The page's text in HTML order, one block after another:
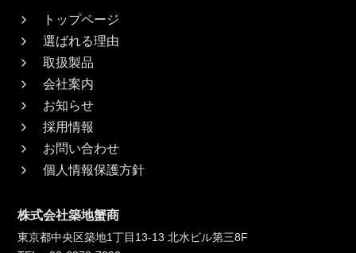
トップページ
選ばれる理由
取扱製品
会社案内
お知らせ
採用情報
お問い合わせ
個人情報保護方針
株式会社築地蟹商
東京都中央区築地1丁目13-13 北水ビル第三8F